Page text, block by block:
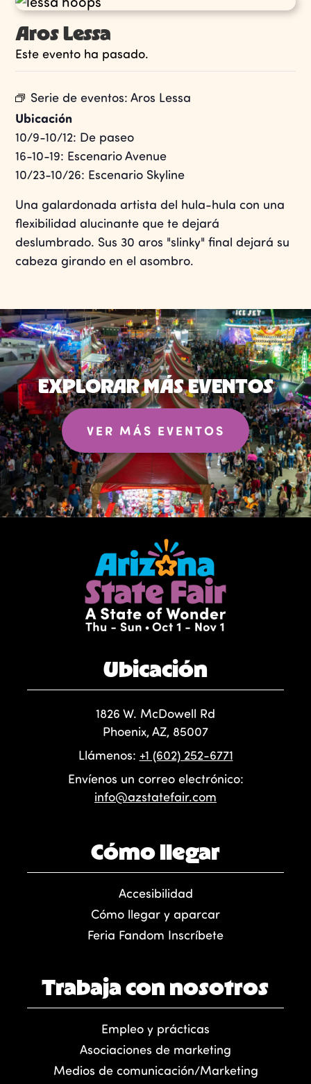
Aros Lessa
Este evento ha pasado.
Serie de eventos:Aros Lessa
Ubicación
10/9-10/12: De paseo
16-10-19: Escenario Avenue
10/23-10/26: Escenario Skyline
Una galardonada artista del hula-hula con una
flexibilidad alucinante que te dejará
deslumbrado. Sus 30 aros "slinky" final dejará su
cabeza girando en el asombro.
EXPLORAR MÁS EVENTOS
VER MÁS EVENTOS
Ubicación
1826 W. McDowell Rd
Phoenix, AZ, 85007
Llámenos: +1 (602) 252-6771
Envíenos un correo electrónico:
info@azstatefair.com
Cómo llegar
Accesibilidad
Cómo llegar y aparcar
Feria Fandom Inscríbete
Trabaja con nosotros
Empleo y prácticas
Asociaciones de marketing
Medios de comunicación/Marketing